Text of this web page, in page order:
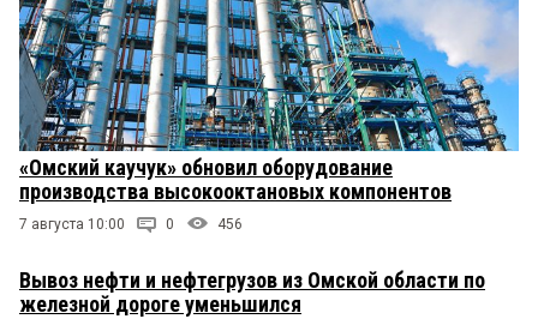
«Омский каучук» обновил оборудование
производства высокооктановых компонентов
7 августа 10:00 0 456
Вывоз нефти и нефтегрузов из Омской области по
железной дороге уменьшился